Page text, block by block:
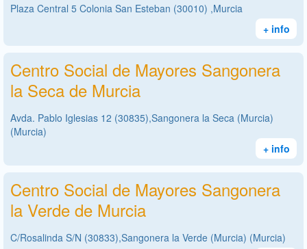
Plaza Central 5 Colonia San Esteban (30010) ,Murcia
+ info
Centro Social de Mayores Sangonera
la Seca de Murcia
Avda. Pablo Iglesias 12 (30835),Sangonera la Seca (Murcia)
(Murcia)
+ info
Centro Social de Mayores Sangonera
la Verde de Murcia
C/Rosalinda S/N (30833),Sangonera la Verde (Murcia) (Murcia)